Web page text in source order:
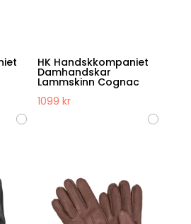
HK Handskkompaniet
Damhandskar
Lammskinn Cognac
1099kr